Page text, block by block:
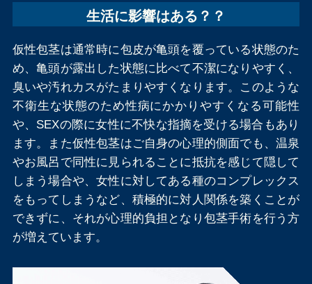
生活に影響はある？？
仮性包茎は通常時に包皮が亀頭を覆っている状態のた
め、亀頭が露出した状態に比べて不潔になりやすく、
臭いや汚れカスがたまりやすくなります。このような
不衛生な状態のため性病にかかりやすくなる可能性
や、SEXの際に女性に不快な指摘を受ける場合もあり
ます。また仮性包茎はご自身の心理的側面でも、温泉
やお風呂で同性に見られることに抵抗を感じて隠して
しまう場合や、女性に対してある種のコンプレックス
をもってしまうなど、積極的に対人関係を築くことが
できずに、それが心理的負担となり包茎手術を行う方
が増えています。